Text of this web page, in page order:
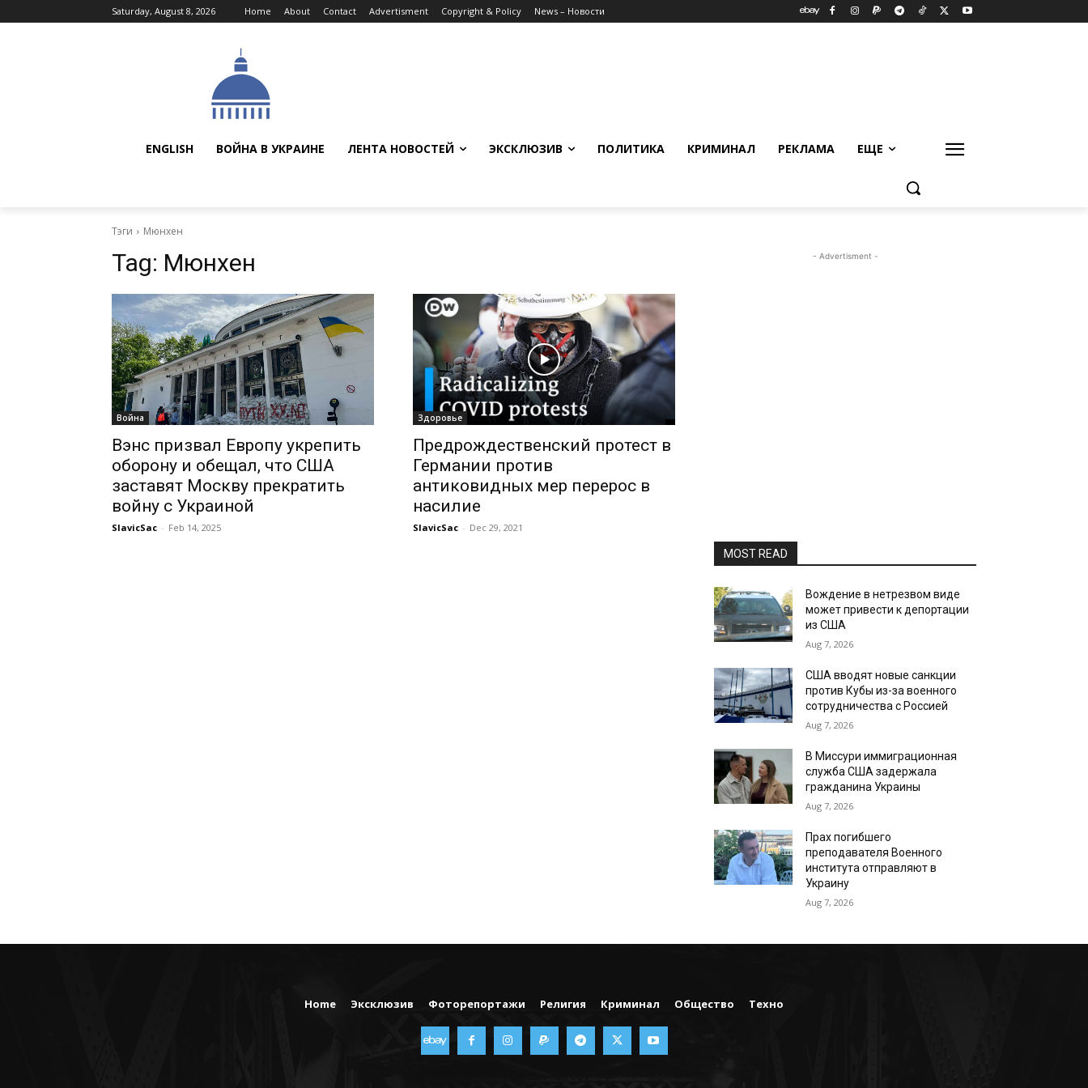
Saturday, August 8, 2026 Home About Contact Advertisment Copyright & Policy News – Новости
ENGLISH ВОЙНА В УКРАИНЕ ЛЕНТА НОВОСТЕЙ ЭКСКЛЮЗИВ ПОЛИТИКА КРИМИНАЛ РЕКЛАМА ЕЩЕ
Тэги Мюнхен
Tag: Мюнхен
Война
Вэнс призвал Европу укрепить
оборону и обещал, что США
заставят Москву прекратить
войну с Украиной
SlavicSac - Feb 14, 2025
Здоровье
Предрождественский протест в
Германии против
антиковидных мер перерос в
насилие
SlavicSac - Dec 29, 2021
- Advertisment -
MOST READ
Вождение в нетрезвом виде
может привести к депортации
из США
Aug 7, 2026
США вводят новые санкции
против Кубы из-за военного
сотрудничества с Россией
Aug 7, 2026
В Миссури иммиграционная
служба США задержала
гражданина Украины
Aug 7, 2026
Прах погибшего
преподавателя Военного
института отправляют в
Украину
Aug 7, 2026
Home Эксклюзив Фоторепортажи Религия Криминал Общество Техно